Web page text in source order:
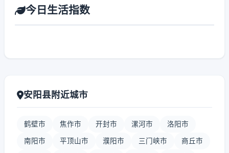
今日生活指数
安阳县附近城市
鹤壁市 焦作市 开封市 漯河市 洛阳市
南阳市 平顶山市 濮阳市 三门峡市 商丘市